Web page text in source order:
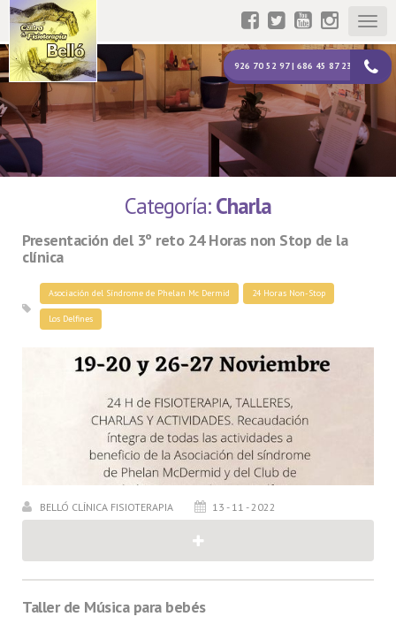
926 70 52 97 | 686 45 87 23
Categoría:Charla
Presentación del 3º reto 24 Horas non Stop de la
clínica
Asociación del Síndrome de Phelan Mc Dermid 24 Horas Non-Stop
Los Delfines
BELLÓ CLÍNICA FISIOTERAPIA 13 - 11 - 2022
Taller de Música para bebés